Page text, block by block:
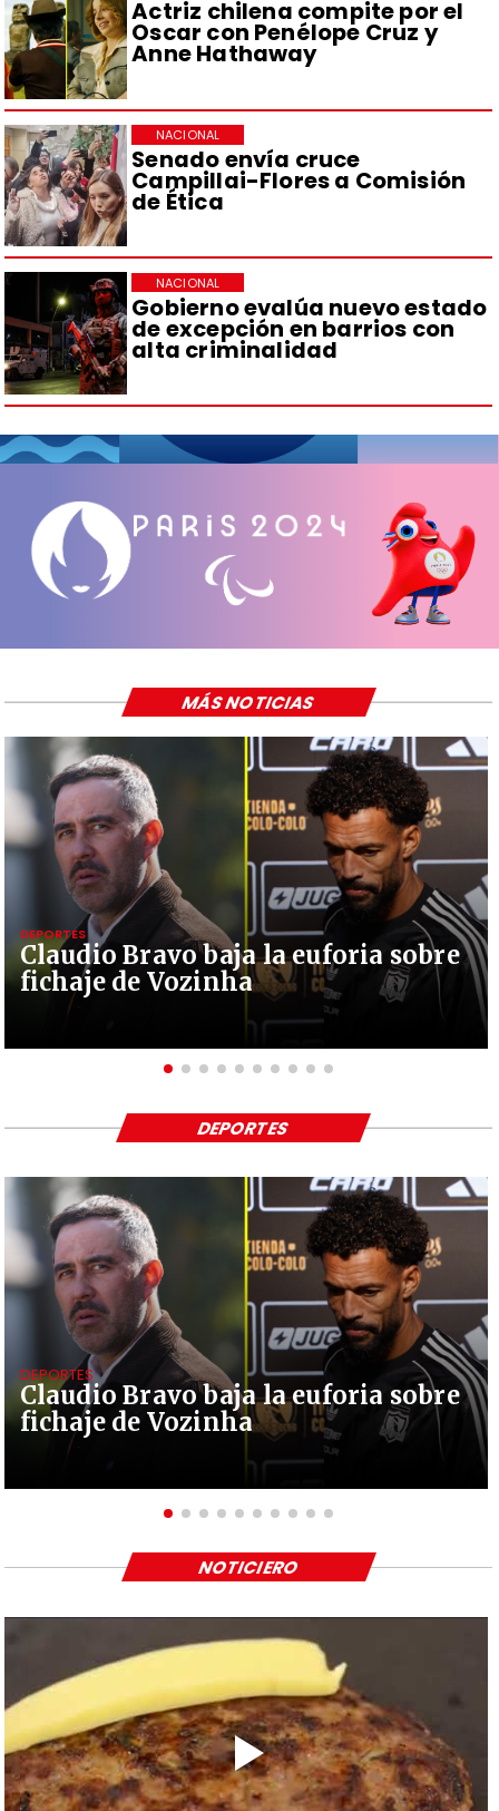
Actriz chilena compite por el
Oscar con Penélope Cruz y
Anne Hathaway
Senado envía cruce
Campillai-Flores a Comisión
de Ética
NACIONAL
Gobierno evalúa nuevo estado
de excepción en barrios con
alta criminalidad
NACIONAL
Claudio Bravo baja la euforia sobre
fichaje de Vozinha
DEPORTES
MÁS NOTICIAS
Claudio Bravo baja la euforia sobre
fichaje de Vozinha
DEPORTES
DEPORTES
NOTICIERO